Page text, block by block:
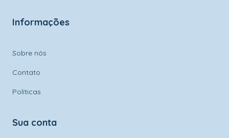
Informações
Sobre nós
Contato
Políticas
Sua conta